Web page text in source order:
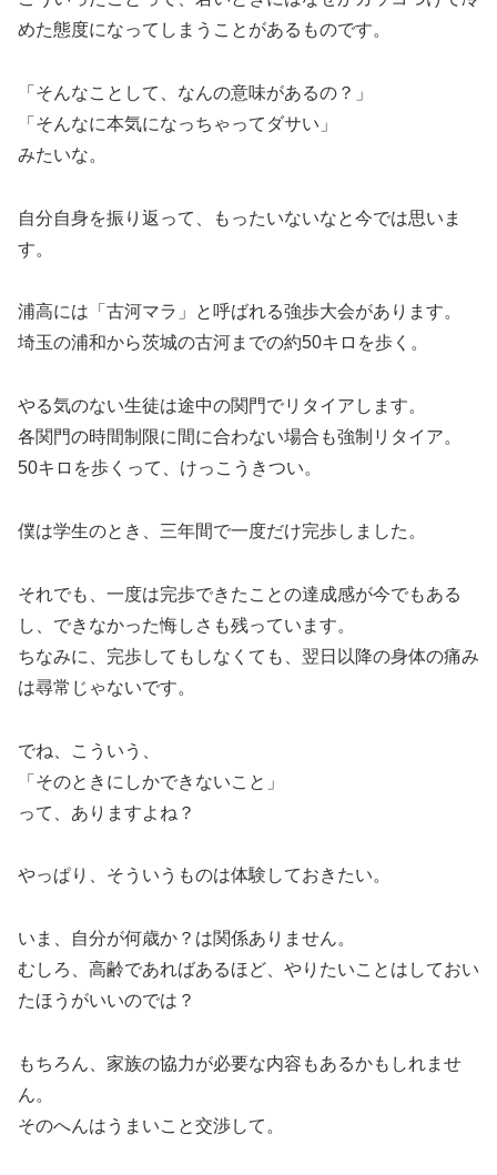
めた態度になってしまうことがあるものです。
「そんなことして、なんの意味があるの？」
「そんなに本気になっちゃってダサい」
みたいな。
自分自身を振り返って、もったいないなと今では思いま
す。
浦高には「古河マラ」と呼ばれる強歩大会があります。
埼玉の浦和から茨城の古河までの約50キロを歩く。
やる気のない生徒は途中の関門でリタイアします。
各関門の時間制限に間に合わない場合も強制リタイア。
50キロを歩くって、けっこうきつい。
僕は学生のとき、三年間で一度だけ完歩しました。
それでも、一度は完歩できたことの達成感が今でもある
し、できなかった悔しさも残っています。
ちなみに、完歩してもしなくても、翌日以降の身体の痛み
は尋常じゃないです。
でね、こういう、
「そのときにしかできないこと」
って、ありますよね？
やっぱり、そういうものは体験しておきたい。
いま、自分が何歳か？は関係ありません。
むしろ、高齢であればあるほど、やりたいことはしておい
たほうがいいのでは？
もちろん、家族の協力が必要な内容もあるかもしれませ
ん。
そのへんはうまいこと交渉して。